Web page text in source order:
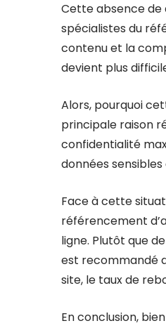
Cette absence de
spécialistes du
contenu et la
devient plus
Alors, pourquoi
principale raison
confidentialité
données
Face à cette
référencement
ligne. Plutôt que
est recommandé
site, le taux de
En conclusion,